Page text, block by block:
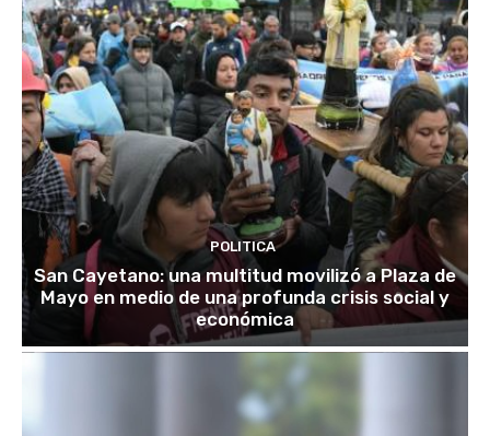
POLITICA
San Cayetano: una multitud movilizó a Plaza de
Mayo en medio de una profunda crisis social y
económica